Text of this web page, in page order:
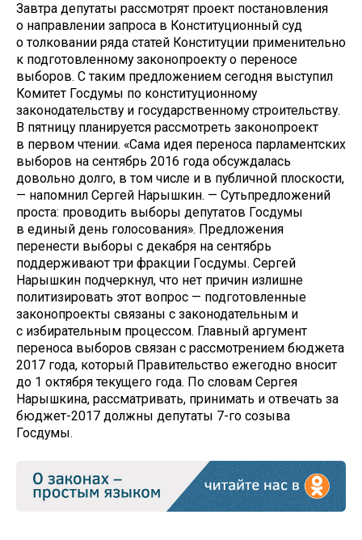
Завтра депутаты рассмотрят проект постановления
о направлении запроса в Конституционный суд
о толковании ряда статей Конституции применительно
к подготовленному законопроекту о переносе
выборов. С таким предложением сегодня выступил
Комитет Госдумы по конституционному
законодательству и государственному строительству.
В пятницу планируется рассмотреть законопроект
в первом чтении. «Сама идея переноса парламентских
выборов на сентябрь 2016 года обсуждалась
довольно долго, в том числе и в публичной плоскости,
— напомнил Сергей Нарышкин. — Сутьпредложений
проста: проводить выборы депутатов Госдумы
в единый день голосования». Предложения
перенести выборы с декабря на сентябрь
поддерживают три фракции Госдумы. Сергей
Нарышкин подчеркнул, что нет причин излишне
политизировать этот вопрос — подготовленные
законопроекты связаны с законодательным и
с избирательным процессом. Главный аргумент
переноса выборов связан с рассмотрением бюджета
2017 года, который Правительство ежегодно вносит
до 1 октября текущего года. По словам Сергея
Нарышкина, рассматривать, принимать и отвечать за
бюджет-2017 должны депутаты 7-го созыва
Госдумы.